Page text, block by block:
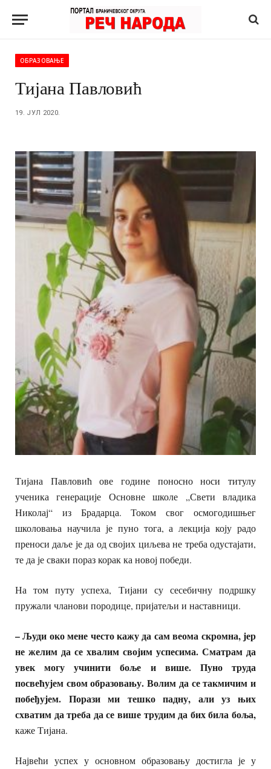
ОБРАЗОВАЊЕ
Тијана Павловић
19. ЈУЛ 2020.
Тијана Павловић ове године поносно носи титулу
ученика генерације Основне школе „Свети владика
Николај“ из Брадарца. Током свог осмогодишњег
школовања научила је пуно тога, а лекција коју радо
преноси даље је да од својих циљева не треба одустајати,
те да је сваки пораз корак ка новој победи.
На том путу успеха, Тијани су сесебичну подршку
пружали чланови породице, пријатељи и наставници.
– Људи око мене често кажу да сам веома скромна, јер
не желим да се хвалим својим успесима. Сматрам да
увек могу учинити боље и више. Пуно труда
посвећујем свом образовању. Волим да се такмичим и
побеђујем. Порази ми тешко падну, али уз њих
схватим да треба да се више трудим да бих била боља,
каже Тијана.
Највећи успех у основном образовању достигла је у